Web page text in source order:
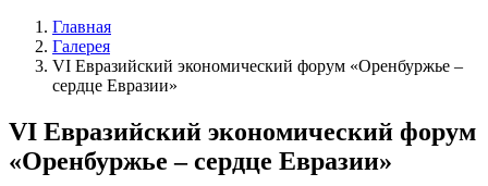
Главная
Галерея
VI Евразийский экономический форум «Оренбуржье –
сердце Евразии»
VI Евразийский экономический форум
«Оренбуржье – сердце Евразии»